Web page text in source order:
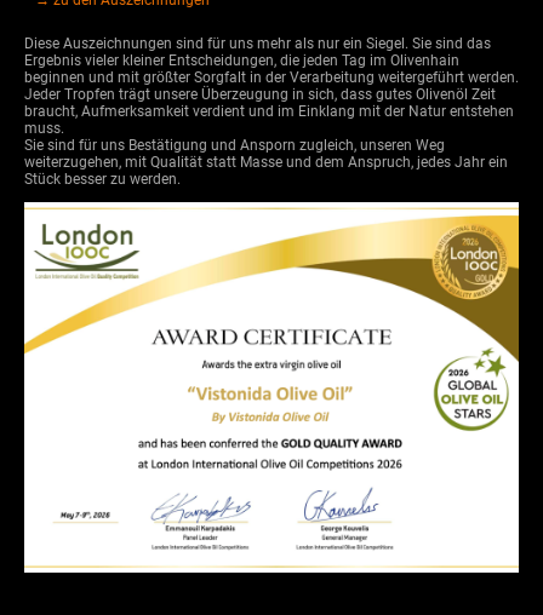
Diese Auszeichnungen sind für uns mehr als nur ein Siegel. Sie sind das
Ergebnis vieler kleiner Entscheidungen, die jeden Tag im Olivenhain
beginnen und mit größter Sorgfalt in der Verarbeitung weitergeführt werden.
Jeder Tropfen trägt unsere Überzeugung in sich, dass gutes Olivenöl Zeit
braucht, Aufmerksamkeit verdient und im Einklang mit der Natur entstehen
muss.
Sie sind für uns Bestätigung und Ansporn zugleich, unseren Weg
weiterzugehen, mit Qualität statt Masse und dem Anspruch, jedes Jahr ein
Stück besser zu werden.